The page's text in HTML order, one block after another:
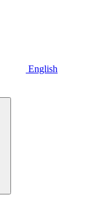
English